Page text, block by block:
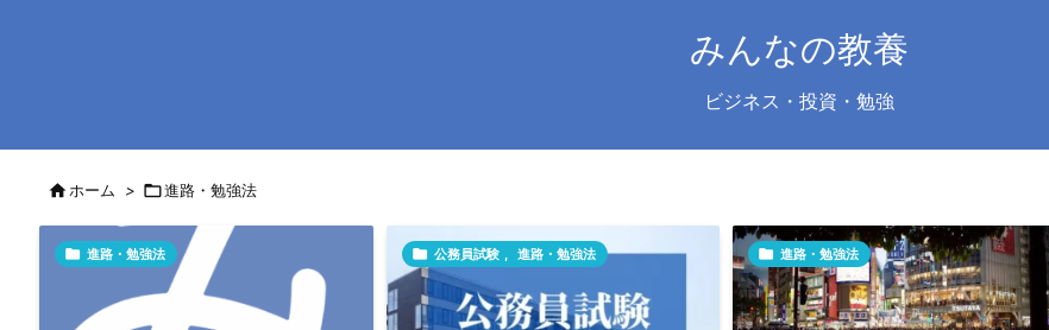
みんなの教養
ビジネス・投資・勉強
ホーム > 進路・勉強法
 進路・勉強法  公務員試験 , 進路・勉強法  進路・勉強法